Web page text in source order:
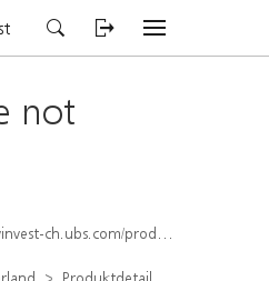
not
produkt/detail/index/isin/CH1566085259